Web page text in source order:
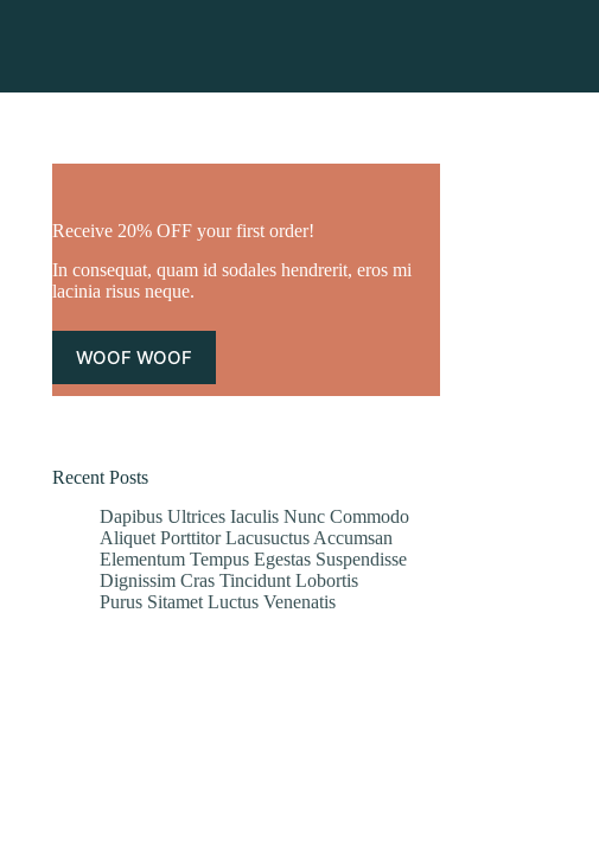
Receive 20% OFF your first order!
In consequat, quam id sodales hendrerit, eros mi
lacinia risus neque.
WOOF WOOF
Recent Posts
Dapibus Ultrices Iaculis Nunc Commodo
Aliquet Porttitor Lacusuctus Accumsan
Elementum Tempus Egestas Suspendisse
Dignissim Cras Tincidunt Lobortis
Purus Sitamet Luctus Venenatis